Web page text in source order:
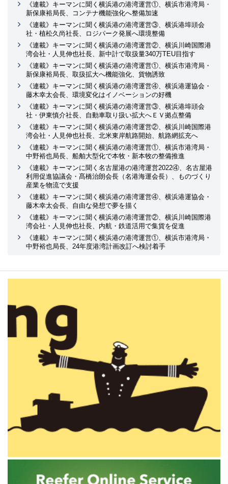
《連載》キーマンに聞く横浜港の港湾運営①、横浜市港湾局・
新保康裕局長、コンテナ機能強化へ整備加速
《連載》キーマンに聞く横浜港の港湾運営③、横浜港埠頭会
社・植松久尚社長、ロジパーク発展へ環境整備
《連載》キーマンに聞く横浜港の港湾運営②、横浜川崎国際港
湾会社・人見伸也社長、新中計で取扱量340万TEU目指す
《連載》キーマンに聞く横浜港の港湾運営①、横浜市港湾局・
新保康裕局長、取扱拡大へ機能強化、貨物誘致
《連載》キーマンに聞く横浜港の港湾運営④、横浜港運協会・
藤木幸太会長、環境変化はイノベーションの好機
《連載》キーマンに聞く横浜港の港湾運営③、横浜港埠頭会
社・伊東慎介社長、自動車取り扱い拡大へＥＶ拠点整備
《連載》キーマンに聞く横浜港の港湾運営②、横浜川崎国際港
湾会社・人見伸也社長、北米東岸航路開始、航路網拡充へ
《連載》キーマンに聞く横浜港の港湾運営①、横浜市港湾局・
中野裕也局長、船舶大型化で本牧・新本牧の整備推進
《連載》キーマンに聞く名古屋港の港湾運営2022④、名古屋港
利用促進協議会・髙橋治朗会長（名港海運会長）、ものづくり
産業を物流で支援
《連載》キーマンに聞く横浜港の港湾運営④、横浜港運協会・
藤木幸太会長、自由な発想で夢を描く
《連載》キーマンに聞く横浜港の港湾運営②、横浜川崎国際港
湾会社・人見伸也社長、内航・鉄道活用で集貨を促進
《連載》キーマンに聞く横浜港の港湾運営①、横浜市港湾局・
中野裕也局長、24年度港湾計画改訂へ検討着手